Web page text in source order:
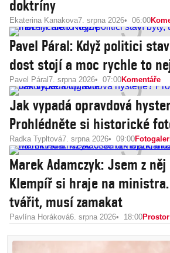
doktríny
Ekaterina Kanakova7. srpna 2026 06:00
Pavel Páral: Když politici
dost stojí a moc rychle to
Pavel Páral 7. srpna 2026 07:00Komentáře
Jak vypadá opravdová
Prohlédněte si historické
Radka Typltová7. srpna 2026 09:00
Marek Adamczyk: Jsem z
Klempíř si hraje na
tvářit, musí zamakat
Pavlína Horáková6. srpna 2026 18:00